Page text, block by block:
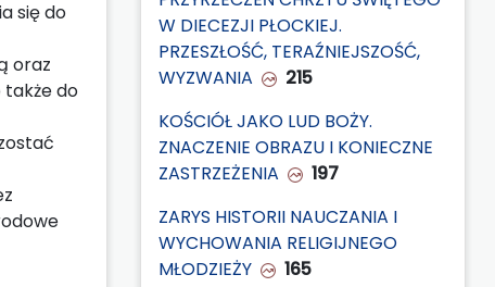
się do
oraz
do
W DIECEZJI PŁOCKIEJ.
PRZESZŁOŚĆ, TERAŹNIEJSZOŚĆ,
WYZWANIA
215
KOŚCIÓŁ JAKO LUD BOŻY.
ZNACZENIE OBRAZU I KONIECZNE
ZASTRZEŻENIA
197
ZARYS HISTORII NAUCZANIA I
WYCHOWANIA RELIGIJNEGO
MŁODZIEŻY
165